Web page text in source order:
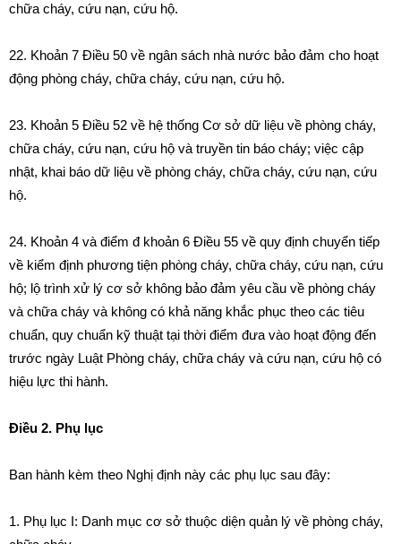
chữa cháy, cứu nạn, cứu hộ.
22. Khoản 7 Điều 50 về ngân sách nhà nước bảo đảm cho hoạt
động phòng cháy, chữa cháy, cứu nạn, cứu hộ.
23. Khoản 5 Điều 52 về hệ thống Cơ sở dữ liệu về phòng cháy,
chữa cháy, cứu nạn, cứu hộ và truyền tin báo cháy; việc cập
nhật, khai báo dữ liệu về phòng cháy, chữa cháy, cứu nạn, cứu
hộ.
24. Khoản 4 và điểm đ khoản 6 Điều 55 về quy định chuyển tiếp
về kiểm định phương tiện phòng cháy, chữa cháy, cứu nạn, cứu
hộ; lộ trình xử lý cơ sở không bảo đảm yêu cầu về phòng cháy
và chữa cháy và không có khả năng khắc phục theo các tiêu
chuẩn, quy chuẩn kỹ thuật tại thời điểm đưa vào hoạt động đến
trước ngày Luật Phòng cháy, chữa cháy và cứu nạn, cứu hộ có
hiệu lực thi hành.
Điều 2. Phụ lục
Ban hành kèm theo Nghị định này các phụ lục sau đây:
1. Phụ lục I: Danh mục cơ sở thuộc diện quản lý về phòng cháy,